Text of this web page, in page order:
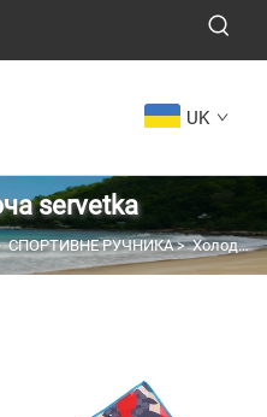
UK
servetka
СПОРТИВНЕ РУЧНИКА>Холодоваюча servetka